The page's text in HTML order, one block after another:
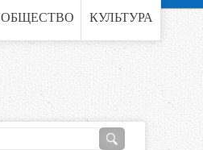
ОБЩЕСТВО КУЛЬТУРА